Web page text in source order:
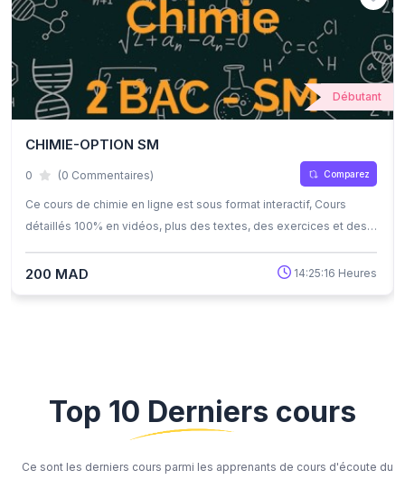
Débutant
CHIMIE-OPTION SM
0 (0 Commentaires) Comparez
Ce cours de chimie en ligne est sous format interactif, Cours
détaillés 100% en vidéos, plus des textes, des exercices et des
d'apprendre à son propre rythme grâce à l'auto-apprentissage et
200 MAD 14:25:16 Heures
Top 10 Derniers cours
Ce sont les derniers cours parmi les apprenants de cours d'écoute du